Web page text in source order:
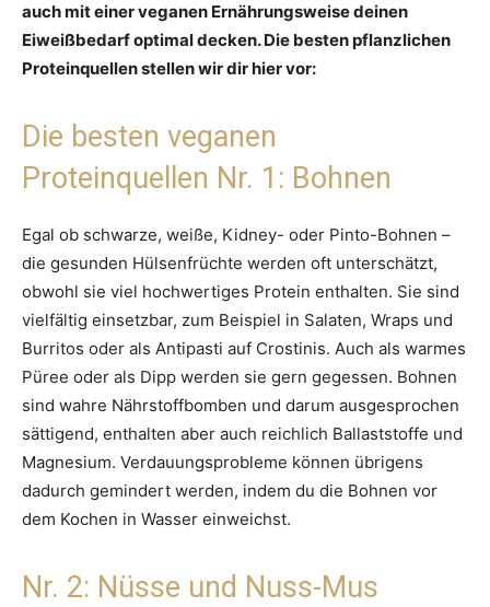
auch mit einer veganen Ernährungsweise deinen
Eiweißbedarf optimal decken. Die besten pflanzlichen
Proteinquellen stellen wir dir hier vor:
Die besten veganen
Proteinquellen Nr. 1: Bohnen
Egal ob schwarze, weiße, Kidney- oder Pinto-Bohnen –
die gesunden Hülsenfrüchte werden oft unterschätzt,
obwohl sie viel hochwertiges Protein enthalten. Sie sind
vielfältig einsetzbar, zum Beispiel in Salaten, Wraps und
Burritos oder als Antipasti auf Crostinis. Auch als warmes
Püree oder als Dipp werden sie gern gegessen. Bohnen
sind wahre Nährstoffbomben und darum ausgesprochen
sättigend, enthalten aber auch reichlich Ballaststoffe und
Magnesium. Verdauungsprobleme können übrigens
dadurch gemindert werden, indem du die Bohnen vor
dem Kochen in Wasser einweichst.
Nr. 2: Nüsse und Nuss-Mus